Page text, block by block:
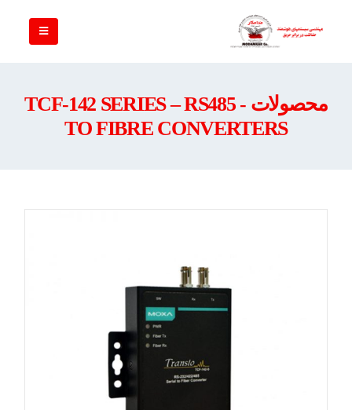
محصولات - TCF-142 SERIES – RS485
TO FIBRE CONVERTERS